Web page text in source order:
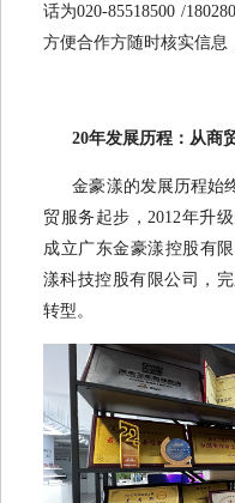
话为020-85518500 /
方便合作方随时核实信息
20年发展历程：从商
金豪漾的发展历程始
贸服务起步，2012年升
成立广东金豪漾控股有
漾科技控股有限公司，
转型。